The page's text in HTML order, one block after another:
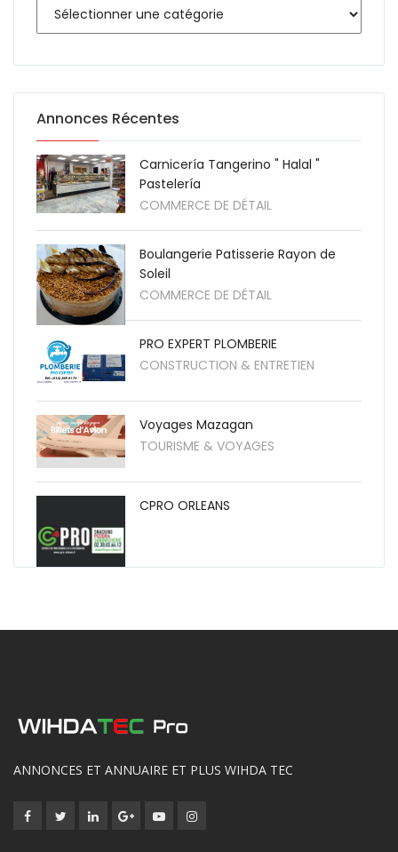
Annonces Récentes
Carnicería Tangerino " Halal "
Pastelería
COMMERCE DE DÉTAIL
Boulangerie Patisserie Rayon de
Soleil
COMMERCE DE DÉTAIL
PRO EXPERT PLOMBERIE
CONSTRUCTION & ENTRETIEN
Voyages Mazagan
TOURISME & VOYAGES
CPRO ORLEANS
ANNONCES ET ANNUAIRE ET PLUS WIHDA TEC